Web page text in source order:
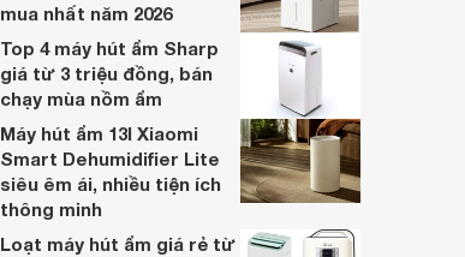
mua nhất năm 2026
Top 4 máy hút ẩm Sharp
giá từ 3 triệu đồng, bán
chạy mùa nồm ẩm
Máy hút ẩm 13l Xiaomi
Smart Dehumidifier Lite
siêu êm ái, nhiều tiện ích
thông minh
Loạt máy hút ẩm giá rẻ từ